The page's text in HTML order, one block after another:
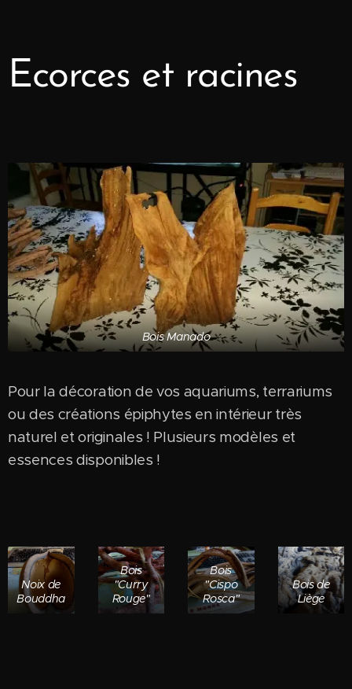
Ecorces et racines
Bois Manado
Pour la décoration de vos aquariums, terrariums
ou des créations épiphytes en intérieur très
naturel et originales ! Plusieurs modèles et
essences disponibles !
Noix de
Bouddha
Bois
"Curry
Rouge"
Bois
"Cispo
Rosca"
Bois de
Liège